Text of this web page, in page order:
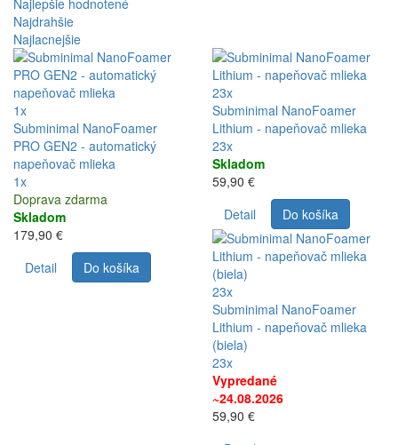
Najdrahšie
Najlacnejšie
1x
Subminimal NanoFoamer
PRO GEN2 - automatický
napeňovač mlieka
1x
Doprava zdarma
Skladom
179,90 €
Detail
Do košíka
23x
Subminimal NanoFoamer
Lithium - napeňovač mlieka
23x
Skladom
59,90 €
Detail
Do košíka
23x
Subminimal NanoFoamer
Lithium - napeňovač mlieka
(biela)
23x
Vypredané
~24.08.2026
59,90 €